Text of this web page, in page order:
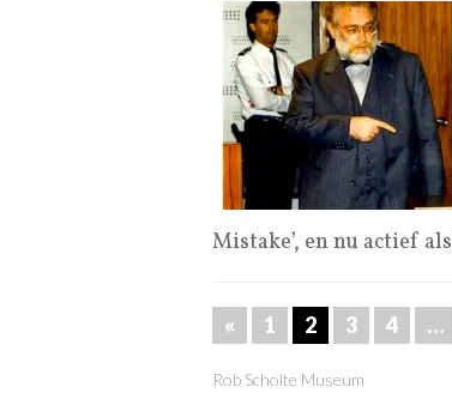
Mistake’, en nu actief als
« 1 2 3 4 …
Rob Scholte Museum